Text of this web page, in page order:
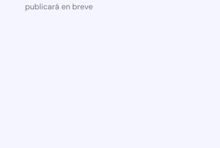
publicará en breve